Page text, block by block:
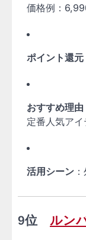
価格例：
ポイント還元
おすすめ理由
定番人気アイ
活用シーン
9位 ルン